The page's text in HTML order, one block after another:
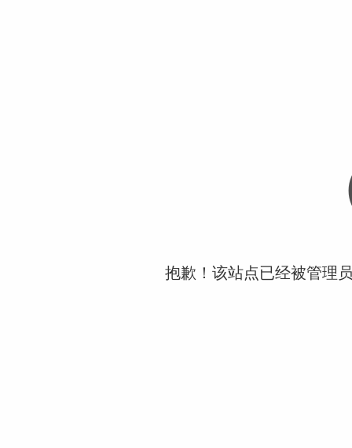
抱歉！该站点已经被管理